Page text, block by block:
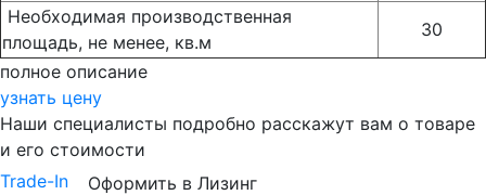
Необходимая производственная
площадь, не менее, кв.м
30
полное описание
узнать цену
Наши специалисты подробно расскажут вам о товаре
и его стоимости
Trade-In
Оформить в Лизинг